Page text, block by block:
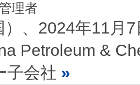
理者
）、2024年11月
Petroleum &
子会社 »